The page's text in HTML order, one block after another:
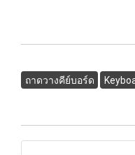
ถาดวางคีย์บอร์ด